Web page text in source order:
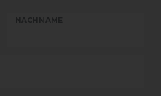
NACHNAME